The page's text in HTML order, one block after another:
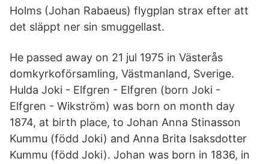
Holms (Johan Rabaeus) flygplan strax efter att
det släppt ner sin smuggellast.
He passed away on 21 jul 1975 in Västerås
domkyrkoförsamling, Västmanland, Sverige.
Hulda Joki - Elfgren - Elfgren (born Joki -
Elfgren - Wikström) was born on month day
1874, at birth place, to Johan Anna Stinasson
Kummu (född Joki) and Anna Brita Isaksdotter
Kummu (född Joki). Johan was born in 1836, in